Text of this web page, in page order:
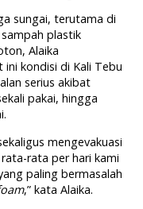
sungai, terutama di
plastik
Alaika
kondisi di Kali Tebu
serius akibat
pakai, hingga
mengevakuasi
rata per hari kami
paling bermasalah
,” kata Alaika.